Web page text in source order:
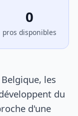
0
pros disponibles
les
du
d'une